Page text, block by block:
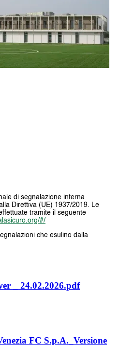
di segnalazione interna
Direttiva (UE) 1937/2019. Le
tramite il seguente
#/
che esulino dalla
_ 24.02.2026.pdf
FC S.p.A._Versione